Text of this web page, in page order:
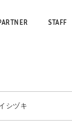
STAFF
シヅキ